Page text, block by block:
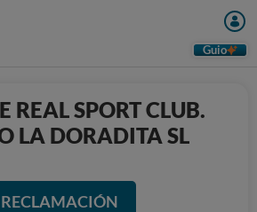
Guio
REAL SPORT CLUB.
LA DORADITA SL